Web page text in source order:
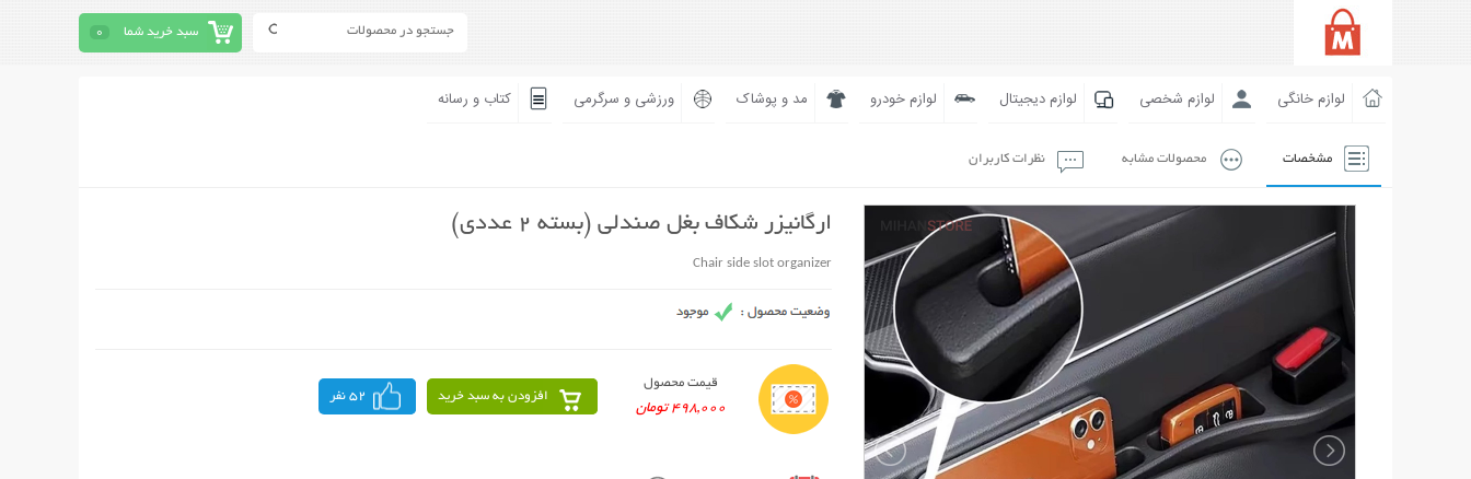
سبد خرید شما 0
لوازم خانگی لوازم شخصی لوازم دیجیتال لوازم خودرو مد و پوشاک ورزشی و سرگرمی کتاب و رسانه
مشخصات محصولات مشابه نظرات کاربران
ارگانیزر شکاف بغل صندلی (بسته 2 عددی)
Chair side slot organizer
قیمت محصول
498,000 تومان
افزودن به سبد خرید 52 نفر